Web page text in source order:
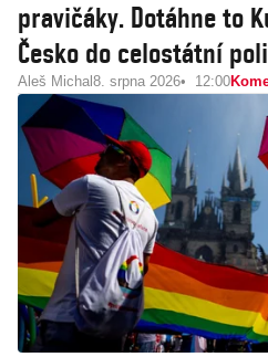
pravičáky. Dotáhne to
Česko do celostátní
Aleš Michal 8. srpna 2026 12:00